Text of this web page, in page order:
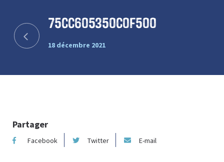
75cc605350c0f500
18 décembre 2021
Partager
Facebook Twitter E-mail